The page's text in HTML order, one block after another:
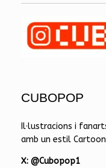
CUBOPOP
Il·lustracions i
amb un estil
X: @Cubopop1